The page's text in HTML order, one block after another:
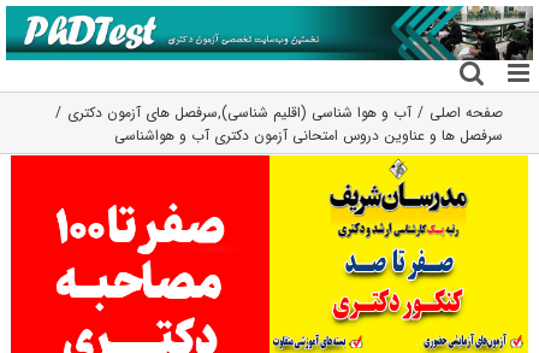
رفتن
به
محتوا
صفحه اصلی آب و هوا شناسی (اقلیم شناسی),سرفصل های آزمون دکتری
سرفصل ها و عناوین دروس امتحانی آزمون دکتری آب و هواشناسی